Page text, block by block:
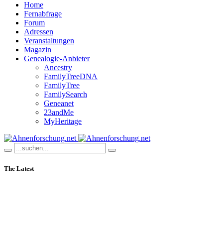
Home
Fernabfrage
Forum
Adressen
Veranstaltungen
Magazin
Genealogie-Anbieter
Ancestry
FamilyTreeDNA
FamilyTree
FamilySearch
Geneanet
23andMe
MyHeritage
The Latest